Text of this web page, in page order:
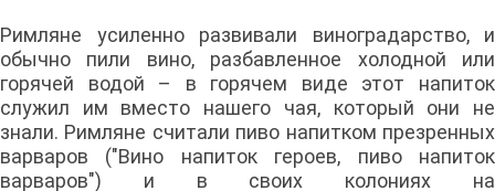
Римляне усиленно развивали виноградарство, и
обычно пили вино, разбавленное холодной или
горячей водой – в горячем виде этот напиток
служил им вместо нашего чая, который они не
знали. Римляне считали пиво напитком презренных
варваров ("Вино напиток героев, пиво напиток
варваров") и в своих колониях на